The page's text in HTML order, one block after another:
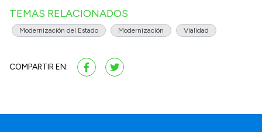
TEMAS RELACIONADOS
Modernización del Estado Modernización Vialidad
COMPARTIR EN: